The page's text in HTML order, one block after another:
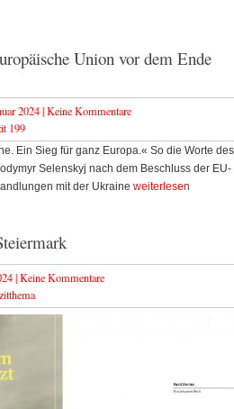
Union vor dem Ende
2024 |Keine Kommentare
199
Ein Sieg für ganz Europa.« So die Worte des
Selenskyj nach dem Beschluss der EU-
mit der Ukraine weiterlesen
|Keine Kommentare